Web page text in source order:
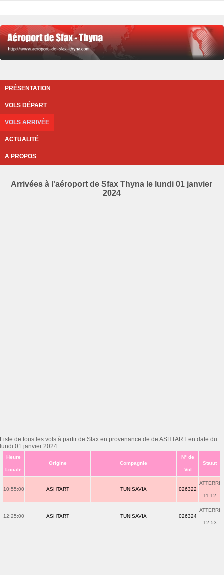
PRÉSENTATION
VOLS DÉPART
VOLS ARRIVÉE
ACTUALITÉ
A PROPOS
Arrivées à l'aéroport de Sfax Thyna le lundi 01 janvier
2024
Liste de tous les vols à partir de Sfax en provenance de de ASHTART en date du
lundi 01 janvier 2024
Heure
Locale
Origine Compagnie
N° de
Vol
Statut
10:55:00 ASHTART TUNISAVIA 026322
ATTERRI
11:12
12:25:00 ASHTART TUNISAVIA 026324
ATTERRI
12:53